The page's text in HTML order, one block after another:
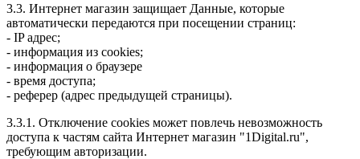
3.3. Интернет магазин защищает Данные, которые
автоматически передаются при посещении страниц:
- IP адрес;
- информация из cookies;
- информация о браузере
- время доступа;
- реферер (адрес предыдущей страницы).
3.3.1. Отключение cookies может повлечь невозможность
доступа к частям сайта Интернет магазин "1Digital.ru",
требующим авторизации.